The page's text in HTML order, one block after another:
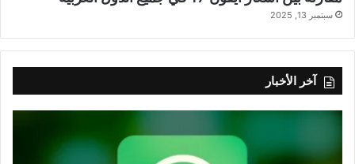
سبتمبر 13, 2025
آخر الأخبار